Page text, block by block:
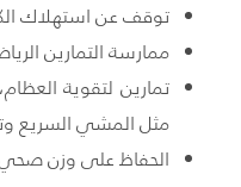
توقف عن استهلاك
ممارسة التمارين
تمارين لتقوية
مثل المشي السريع
الحفاظ على وزن